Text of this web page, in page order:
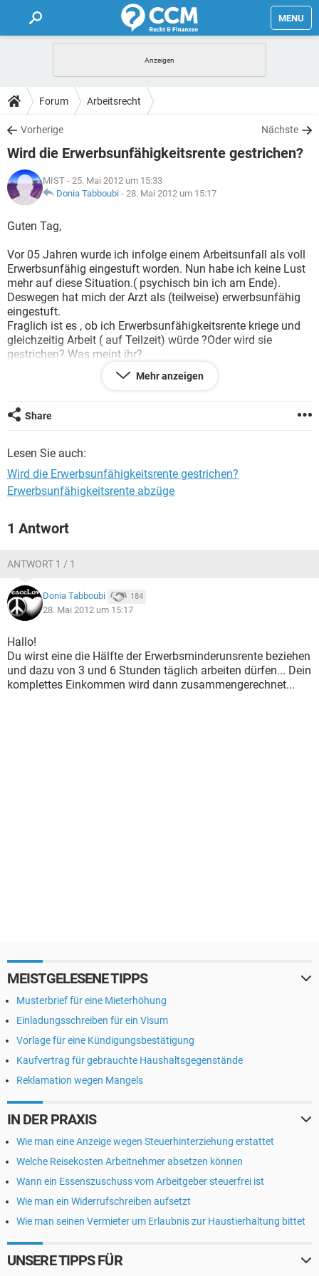
MENU
FORUM
TIPPS
Forum Arbeitsrecht
Vorherige Nächste
Wird die Erwerbsunfähigkeitsrente gestrichen?
MIST - 25. Mai 2012 um 15:33
Donia Tabboubi - 28. Mai 2012 um 15:17
Guten Tag,
Vor 05 Jahren wurde ich infolge einem Arbeitsunfall als voll
Erwerbsunfähig eingestuft worden. Nun habe ich keine Lust
mehr auf diese Situation.( psychisch bin ich am Ende).
Deswegen hat mich der Arzt als (teilweise) erwerbsunfähig
eingestuft.
Fraglich ist es , ob ich Erwerbsunfähigkeitsrente kriege und
gleichzeitig Arbeit ( auf Teilzeit) würde ?Oder wird sie
gestrichen? Was meint ihr?
Ich hoffe , ich stoße auf aufmerksame Leser , die sich damit
L.G
Mehr anzeigen
Share
Lesen Sie auch:
Wird die Erwerbsunfähigkeitsrente gestrichen?
Erwerbsunfähigkeitsrente abzüge
1 Antwort
ANTWORT 1 / 1
Donia Tabboubi 184
28. Mai 2012 um 15:17
Hallo!
Du wirst eine die Hälfte der Erwerbsminderunsrente beziehen
und dazu von 3 und 6 Stunden täglich arbeiten dürfen... Dein
komplettes Einkommen wird dann zusammengerechnet...
MEISTGELESENE TIPPS
Musterbrief für eine Mieterhöhung
Einladungsschreiben für ein Visum
Vorlage für eine Kündigungsbestätigung
Kaufvertrag für gebrauchte Haushaltsgegenstände
Reklamation wegen Mangels
IN DER PRAXIS
Wie man eine Anzeige wegen Steuerhinterziehung erstattet
Welche Reisekosten Arbeitnehmer absetzen können
Wann ein Essenszuschuss vom Arbeitgeber steuerfrei ist
Wie man ein Widerrufschreiben aufsetzt
Wie man seinen Vermieter um Erlaubnis zur Haustierhaltung bittet
UNSERE TIPPS FÜR